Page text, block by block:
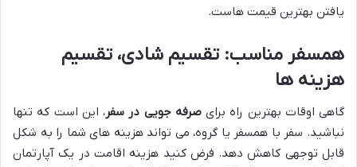
یافتن بهترین قیمت هاست.
همسفر مناسب: تقسیم شادی، تقسیم
هزینه ها
گاهی اوقات بهترین راه برایصرفه جویی در سفر، این است که تنها
نباشید. سفر با همسفر یا گروه، می تواند هزینه های شما را به شکل
قابل توجهی کاهش دهد. فرض کنید هزینه اقامت در یک آپارتمان